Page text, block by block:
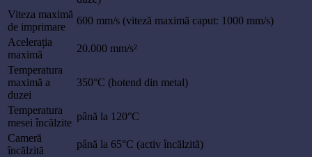
Viteza maximă
de imprimare
600 mm/s (viteză maximă caput: 1000 mm/s)
Acelerația
maximă
20.000 mm/s²
Temperatura
maximă a
duzei
350°C (hotend din metal)
Temperatura
mesei încălzite
până la 120°C
Cameră
încălzită
până la 65°C (activ încălzită)